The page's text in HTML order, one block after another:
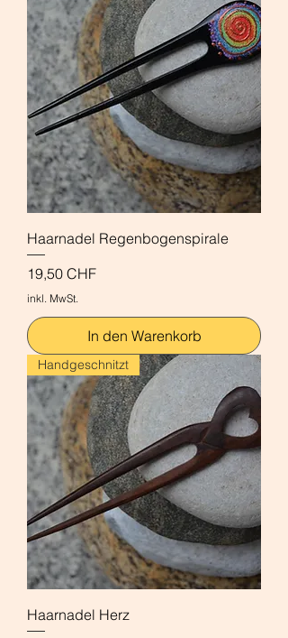
Haarnadel Regenbogenspirale
Preis
19,50 CHF
inkl. MwSt.
In den Warenkorb
Handgeschnitzt
Haarnadel Herz